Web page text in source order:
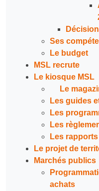
Ses
Le budget
MSL recrute
Le kiosque MSL
Le
Les guides
Les
Les
Les
Le projet de
Marchés publics
achats